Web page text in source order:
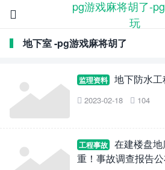
pg游戏麻将胡了-
玩

地下室 -pg游戏麻将胡了
监理资料 地下防水
 2023-02-18  104
工程事故
在建楼盘
重！事故调查报告